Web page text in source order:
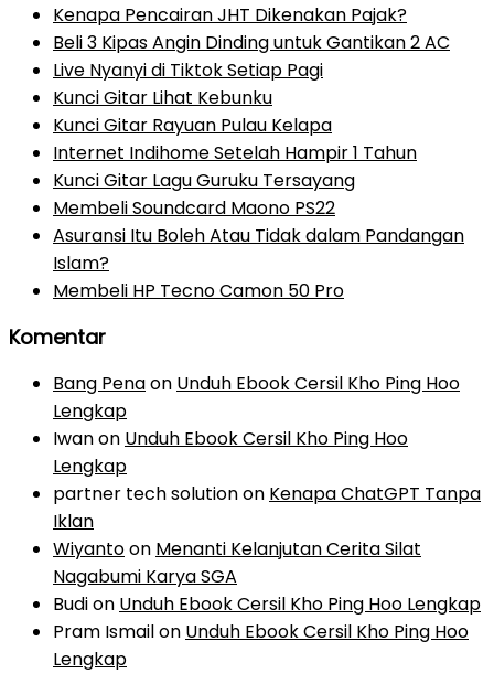
Kenapa Pencairan JHT Dikenakan Pajak?
Beli 3 Kipas Angin Dinding untuk Gantikan 2 AC
Live Nyanyi di Tiktok Setiap Pagi
Kunci Gitar Lihat Kebunku
Kunci Gitar Rayuan Pulau Kelapa
Internet Indihome Setelah Hampir 1 Tahun
Kunci Gitar Lagu Guruku Tersayang
Membeli Soundcard Maono PS22
Asuransi Itu Boleh Atau Tidak dalam Pandangan
Islam?
Membeli HP Tecno Camon 50 Pro
Komentar
Bang Penaon Unduh Ebook Cersil Kho Ping Hoo
Lengkap
Iwanon Unduh Ebook Cersil Kho Ping Hoo
Lengkap
partner tech solutionon Kenapa ChatGPT Tanpa
Iklan
Wiyantoon Menanti Kelanjutan Cerita Silat
Nagabumi Karya SGA
Budion Unduh Ebook Cersil Kho Ping Hoo Lengkap
Pram Ismailon Unduh Ebook Cersil Kho Ping Hoo
Lengkap